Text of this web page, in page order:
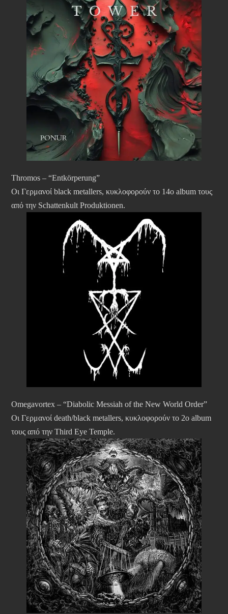
Thromos – “Entkörperung”
Οι Γερμανοί black metallers, κυκλοφορούν το 14ο album τους
από την Schattenkult Produktionen.
Omegavortex – “Diabolic Messiah of the New World Order”
Οι Γερμανοί death/black metallers, κυκλοφορούν το 2ο album
τους από την Third Eye Temple.